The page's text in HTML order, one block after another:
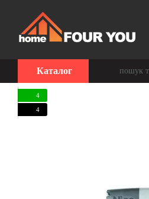
Каталог
4
4